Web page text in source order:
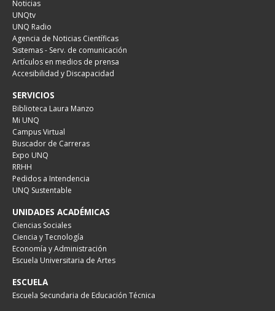
Noticias
UNQtv
UNQ Radio
Agencia de Noticias Científicas
Sistemas - Serv. de comunicación
Artículos en medios de prensa
Accesibilidad y Discapacidad
SERVICIOS
Biblioteca Laura Manzo
Mi UNQ
Campus Virtual
Buscador de Carreras
Expo UNQ
RRHH
Pedidos a Intendencia
UNQ Sustentable
UNIDADES ACADÉMICAS
Ciencias Sociales
Ciencia y Tecnología
Economía y Administración
Escuela Universitaria de Artes
ESCUELA
Escuela Secundaria de Educación Técnica